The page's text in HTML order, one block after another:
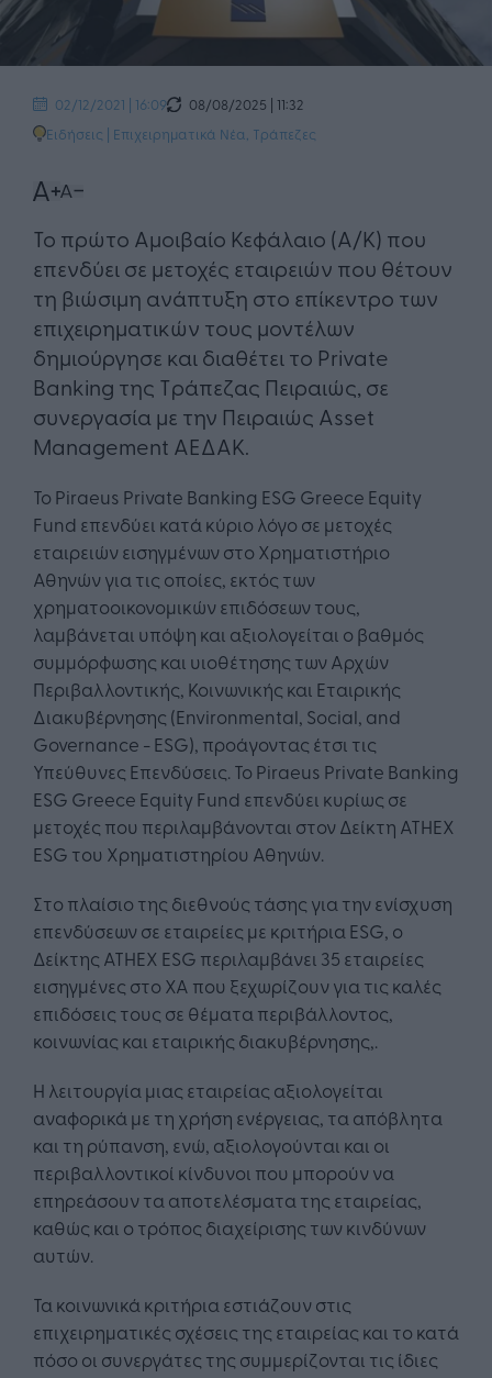
02/12/2021 | 16:09
08/08/2025 | 11:32
Ειδήσεις | Επιχειρηματικά Νέα Τράπεζες
Το πρώτο Αμοιβαίο Κεφάλαιο (Α/Κ) που
επενδύει σε μετοχές εταιρειών που θέτουν
τη βιώσιμη ανάπτυξη στο επίκεντρο των
επιχειρηματικών τους μοντέλων
δημιούργησε και διαθέτει το Private
Banking της Τράπεζας Πειραιώς, σε
συνεργασία με την Πειραιώς Asset
Management ΑΕΔΑΚ.
Το Piraeus Private Banking ESG Greece Equity
Fund επενδύει κατά κύριο λόγο σε μετοχές
εταιρειών εισηγμένων στο Χρηματιστήριο
Αθηνών για τις οποίες, εκτός των
χρηματοοικονομικών επιδόσεων τους,
λαμβάνεται υπόψη και αξιολογείται ο βαθμός
συμμόρφωσης και υιοθέτησης των Αρχών
Περιβαλλοντικής, Κοινωνικής και Εταιρικής
Διακυβέρνησης (Environmental, Social, and
Governance - ESG), προάγοντας έτσι τις
Υπεύθυνες Επενδύσεις. Το Piraeus Private Banking
ESG Greece Equity Fund επενδύει κυρίως σε
μετοχές που περιλαμβάνονται στον Δείκτη ATHEX
ESG του Χρηματιστηρίου Αθηνών.
Στο πλαίσιο της διεθνούς τάσης για την ενίσχυση
επενδύσεων σε εταιρείες με κριτήρια ESG, ο
Δείκτης ATHEX ESG περιλαμβάνει 35 εταιρείες
εισηγμένες στο ΧΑ που ξεχωρίζουν για τις καλές
επιδόσεις τους σε θέματα περιβάλλοντος,
κοινωνίας και εταιρικής διακυβέρνησης,.
Η λειτουργία μιας εταιρείας αξιολογείται
αναφορικά με τη χρήση ενέργειας, τα απόβλητα
και τη ρύπανση, ενώ, αξιολογούνται και οι
περιβαλλοντικοί κίνδυνοι που μπορούν να
επηρεάσουν τα αποτελέσματα της εταιρείας,
καθώς και ο τρόπος διαχείρισης των κινδύνων
αυτών.
Τα κοινωνικά κριτήρια εστιάζουν στις
επιχειρηματικές σχέσεις της εταιρείας και το κατά
πόσο οι συνεργάτες της συμμερίζονται τις ίδιες